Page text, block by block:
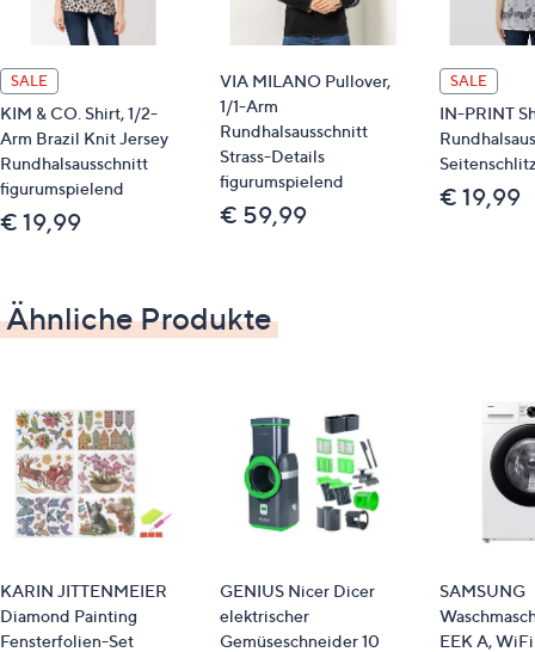
Streifen in Effektgarn
Maße (Größe 38) & Passform
Länge: ca. 62 cm
figurumspielend
hüftumspielende Länge
SALE
KIM & CO. Shirt, 1/2-
Arm Brazil Knit Jersey
Rundhalsausschnitt
figurumspielend
€ 19,99
VIA MILANO Pullover,
1/1-Arm
Rundhalsausschnitt
Strass-Details
figurumspielend
€ 59,99
SALE
IN-PRINT
€ 19,99
Ähnliche Produkte
KARIN JITTENMEIER
Diamond Painting
Fensterfolien-Set
GENIUS Nicer Dicer
elektrischer
Gemüseschneider 10
SAMSUNG
EEK A,